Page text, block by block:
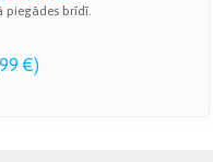
piegādes brīdī.
€)